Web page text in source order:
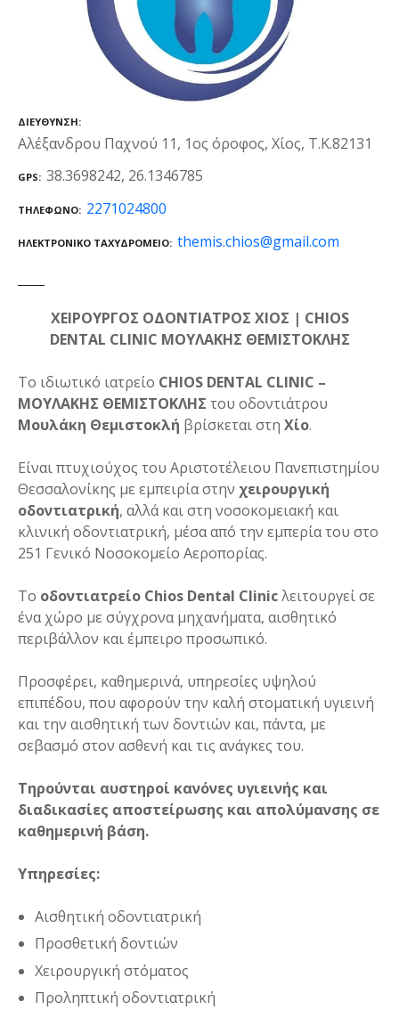
ΔΙΕΎΘΥΝΣΗ
Αλέξανδρου Παχνού 11, 1ος όροφος, Χίος, Τ.Κ.82131
GPS 38.3698242, 26.1346785
ΤΗΛΈΦΩΝΟ 2271024800
ΗΛΕΚΤΡΟΝΙΚΌ ΤΑΧΥΔΡΟΜΕΊΟ themis.chios@gmail.com
ΧΕΙΡΟΥΡΓΟΣ ΟΔΟΝΤΙΑΤΡΟΣ ΧΙΟΣ | CHIOS
DENTAL CLINIC ΜΟΥΛΑΚΗΣ ΘΕΜΙΣΤΟΚΛΗΣ
Το ιδιωτικό ιατρείο CHIOS DENTAL CLINIC –
ΜΟΥΛΑΚΗΣ ΘΕΜΙΣΤΟΚΛΗΣ του οδοντιάτρου
Μουλάκη Θεμιστοκλή βρίσκεται στη Χίο.
Είναι πτυχιούχος του Αριστοτέλειου Πανεπιστημίου
Θεσσαλονίκης με εμπειρία στην χειρουργική
οδοντιατρική, αλλά και στη νοσοκομειακή και
κλινική οδοντιατρική, μέσα από την εμπερία του στο
251 Γενικό Νοσοκομείο Αεροπορίας.
Το οδοντιατρείο Chios Dental Clinicλειτουργεί σε
ένα χώρο με σύγχρονα μηχανήματα, αισθητικό
περιβάλλον και έμπειρο προσωπικό.
Προσφέρει, καθημερινά, υπηρεσίες υψηλού
επιπέδου, που αφορούν την καλή στοματική υγιεινή
και την αισθητική των δοντιών και, πάντα, με
σεβασμό στον ασθενή και τις ανάγκες του.
Τηρούνται αυστηροί κανόνες υγιεινής και
διαδικασίες αποστείρωσης και απολύμανσης σε
καθημερινή βάση.
Υπηρεσίες:
Αισθητική οδοντιατρική
Προσθετική δοντιών
Χειρουργική στόματος
Προληπτική οδοντιατρική